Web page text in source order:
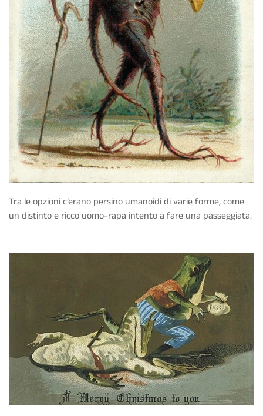
Tra le opzioni c’erano persino umanoidi di varie forme, come
un distinto e ricco uomo-rapa intento a fare una passeggiata.